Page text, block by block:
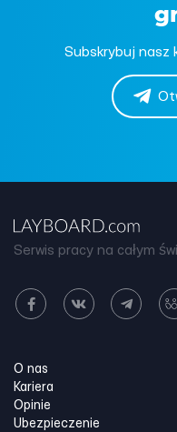
Subskrybuj nasz
Serwis pracy na całym
O nas
Kariera
Opinie
Ubezpieczenie